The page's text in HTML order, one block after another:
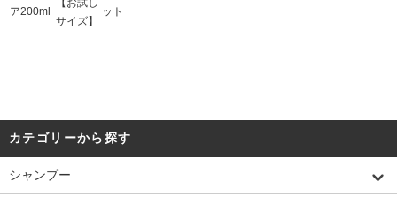
ア200ml
【お試し
サイズ】
ット
カテゴリーから探す
シャンプー